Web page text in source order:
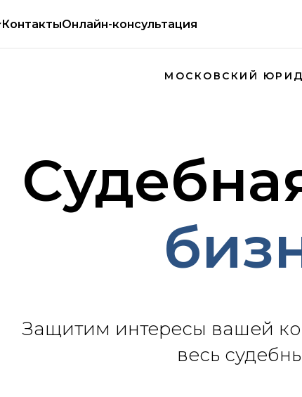
КонтактыОнлайн-консультация
МОСКОВСКИЙ
Защитим интересы вашей
весь